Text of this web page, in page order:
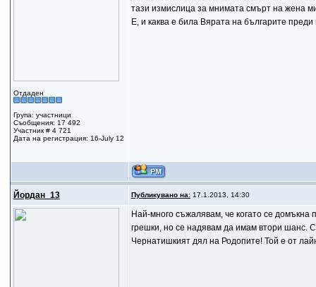
Отдаден
Група: участници
Съобщения: 17 492
Участник # 4 721
Дата на регистрация: 16-July 12
тази измислица за мнимата смърт на жена
Е, и каква е била Вярата на българите
Йордан_13 Публикувано на:17.1.2013, 14:30
Най-много съжалявам, че когато се домъкна
грешки, но се надявам да имам втори шанс.
Чернатишкият дял на Родопите! Той е от